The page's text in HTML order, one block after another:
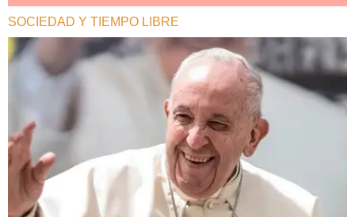
SOCIEDAD Y TIEMPO LIBRE